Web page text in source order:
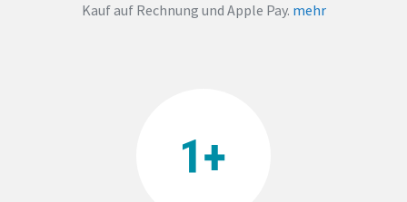
GROSSBESTELLUNG
Kauf auf Rechnung und Apple Pay. mehr